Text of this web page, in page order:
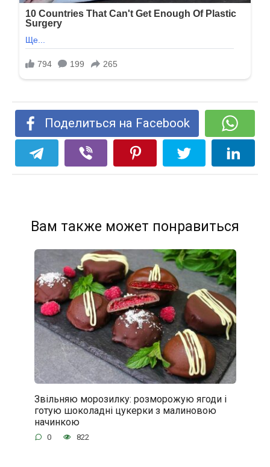
Поделиться на Facebook
Вам также может понравиться
Звільняю морозилку: розморожую ягоди і
готую шоколадні цукерки з малиновою
начинкою
0 822